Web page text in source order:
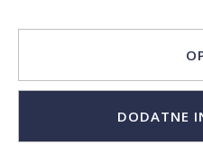
DODATNE